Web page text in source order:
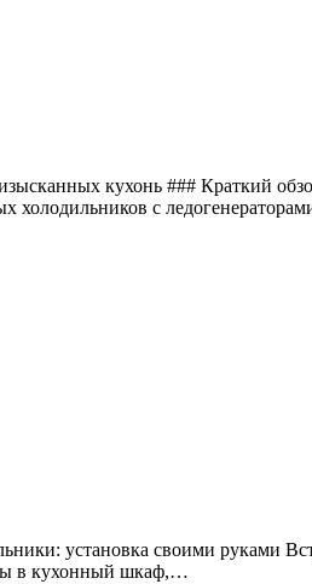
кухонь ### Краткий
холодильников с
в кухонный шкаф,…